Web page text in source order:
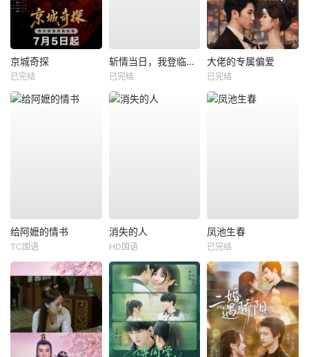
京城奇探
已完结
斩情当日，我登临至高
已完结
大佬的专属偏爱
已完结
给阿嬷的情书
TC国语
消失的人
HD国语
凤池生春
已完结